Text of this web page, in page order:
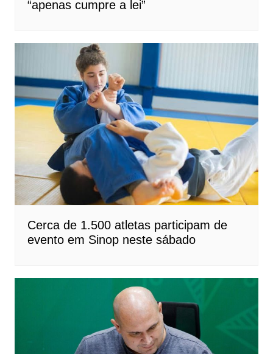
“apenas cumpre a lei”
Cerca de 1.500 atletas participam de
evento em Sinop neste sábado